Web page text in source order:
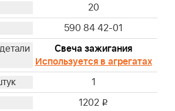
20
590 84 42-01
Свеча зажигания
Используется в агрегатах
1
1202 i